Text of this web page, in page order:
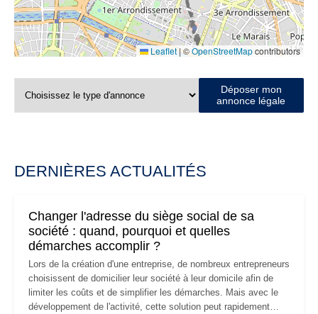
Leaflet|©OpenStreetMapcontributors
Déposer mon
annonce légale
DERNIÈRES ACTUALITÉS
Changer l'adresse du siège social de sa
société : quand, pourquoi et quelles
démarches accomplir ?
Lors de la création d'une entreprise, de nombreux entrepreneurs
choisissent de domicilier leur société à leur domicile afin de
limiter les coûts et de simplifier les démarches. Mais avec le
développement de l'activité, cette solution peut rapidement